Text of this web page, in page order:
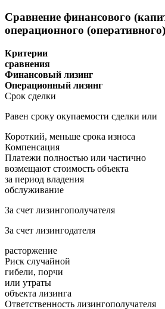
Сравнение финансового
операционного
Критерии
сравнения
Финансовый лизинг
Операционный лизинг
Срок сделки
Равен сроку окупаемости сделки или
Короткий, меньше срока износа
Компенсация
Платежи полностью или частично
возмещают стоимость объекта
за период владения
обслуживание
За счет лизингополучателя
За счет лизингодателя
расторжение
Риск случайной
гибели, порчи
или утраты
объекта лизинга
Ответственность лизингополучателя